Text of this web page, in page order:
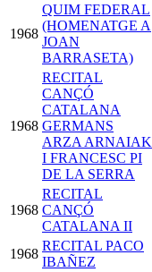
1968
QUIM FEDERAL
(HOMENATGE A
JOAN
BARRASETA)
1968
RECITAL
CANÇÓ
CATALANA
GERMANS
ARZA ARNAIAK
I FRANCESC PI
DE LA SERRA
1968
RECITAL
CANÇÓ
CATALANA II
1968
RECITAL PACO
IBAÑEZ